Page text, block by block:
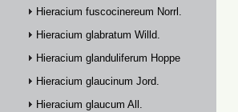
Hieracium fuscocinereum Norrl.
Hieracium glabratum Willd.
Hieracium glanduliferum Hoppe
Hieracium glaucinum Jord.
Hieracium glaucum All.